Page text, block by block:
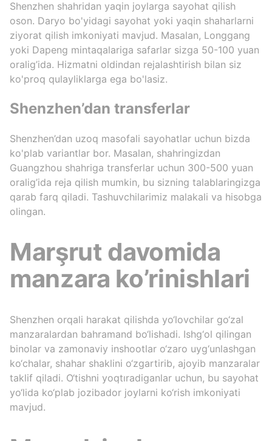
Shenzhen shahridan yaqin joylarga sayohat qilish
oson. Daryo bo'yidagi sayohat yoki yaqin shaharlarni
ziyorat qilish imkoniyati mavjud. Masalan, Longgang
yoki Dapeng mintaqalariga safarlar sizga 50-100 yuan
oralig’ida. Hizmatni oldindan rejalashtirish bilan siz
ko'proq qulayliklarga ega bo'lasiz.
Shenzhen’dan transferlar
Shenzhen’dan uzoq masofali sayohatlar uchun bizda
ko'plab variantlar bor. Masalan, shahringizdan
Guangzhou shahriga transferlar uchun 300-500 yuan
oralig’ida reja qilish mumkin, bu sizning talablaringizga
qarab farq qiladi. Tashuvchilarimiz malakali va hisobga
olingan.
Marşrut davomida
manzara ko’rinishlari
Shenzhen orqali harakat qilishda yo‘lovchilar go‘zal
manzaralardan bahramand bo‘lishadi. Ishg‘ol qilingan
binolar va zamonaviy inshootlar o‘zaro uyg‘unlashgan
ko‘chalar, shahar shaklini o‘zgartirib, ajoyib manzaralar
taklif qiladi. O‘tishni yoqtıradiganlar uchun, bu sayohat
yo‘lida ko‘plab jozibador joylarni ko‘rish imkoniyati
mavjud.